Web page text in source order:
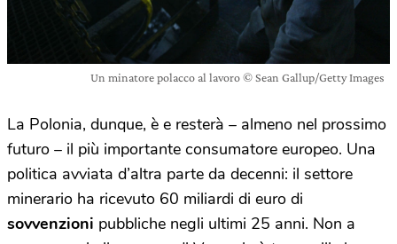
Un minatore polacco al lavoro © Sean Gallup/Getty Images
La Polonia, dunque, è e resterà – almeno nel prossimo
futuro – il più importante consumatore europeo. Una
politica avviata d’altra parte da decenni: il settore
minerario ha ricevuto 60 miliardi di euro di
sovvenzioni pubbliche negli ultimi 25 anni. Non a